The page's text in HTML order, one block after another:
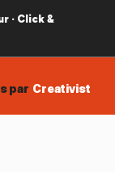
· Click &
par Creativist